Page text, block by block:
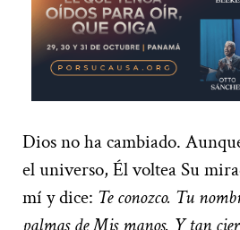
Dios no ha cambiado.
el universo, Él voltea Su
mí y dice: Te conozco. Tu